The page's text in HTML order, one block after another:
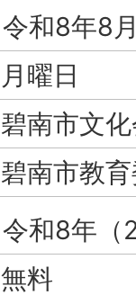
令和8年8
月曜日
碧南市文
碧南市教
令和8年（
無料